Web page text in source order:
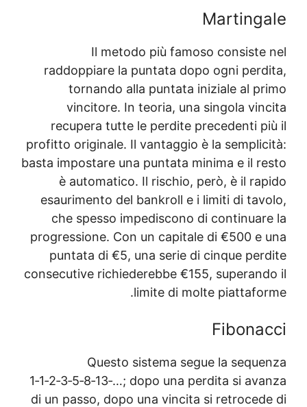
Il metodo
raddoppiare la
tornando alla
vincitore. In
recupera tutte le
profitto originale. Il
basta impostare una
è automatico. Il
esaurimento del
che spesso
progressione. Con
puntata di €5,
consecutive
Questo
1‑1‑2‑3‑5‑8‑13‑…;
di un passo, dopo